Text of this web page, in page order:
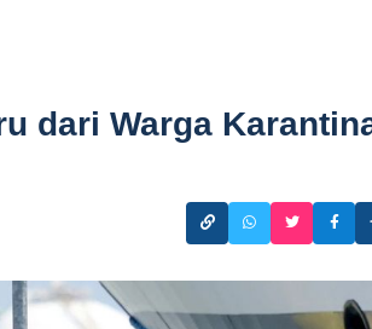
dari Warga